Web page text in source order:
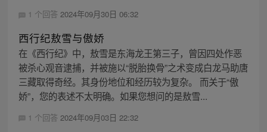
1 个回答 2024年09月30日 06:32
西行纪敖雪与傲娇
在《西行纪》中，敖雪是东海龙王第三子，曾因四处作恶
被杀心观音逮捕，并被施以“脱胎换骨”之术变成白龙马助唐
三藏取得奇经。其身份地位和经历较为复杂。 而关于“傲
娇”，您的表述不太明确。如果您想问的是敖雪...
1 个回答 2024年09月03日 22:32